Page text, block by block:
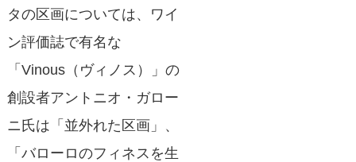
タの区画については、ワイ
ン評価誌で有名な
「Vinous（ヴィノス）」の
創設者アントニオ・ガロー
ニ氏は「並外れた区画」、
「バローロのフィネスを生